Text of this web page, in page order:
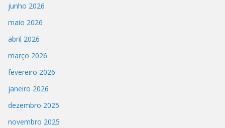
junho 2026
maio 2026
abril 2026
março 2026
fevereiro 2026
janeiro 2026
dezembro 2025
novembro 2025